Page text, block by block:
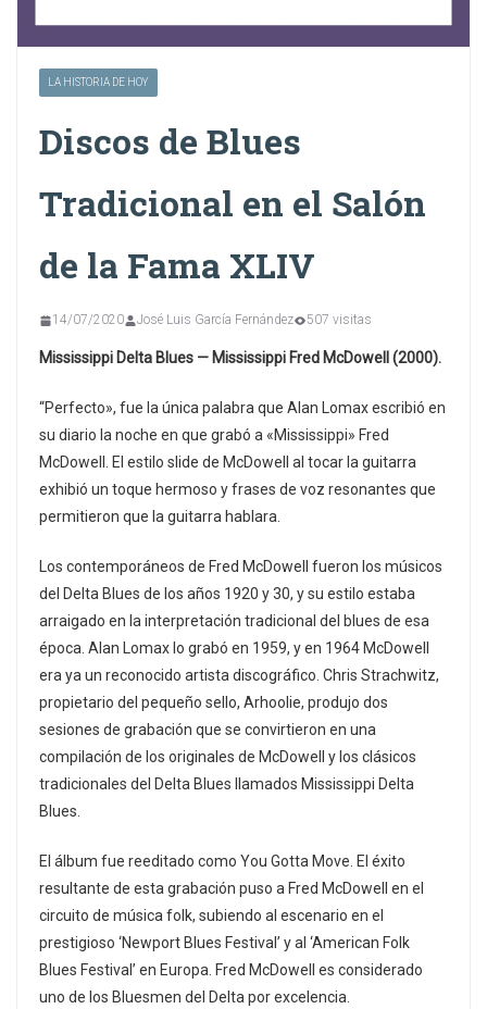
LA HISTORIA DE HOY
Discos de Blues
Tradicional en el Salón
de la Fama XLIV
14/07/2020 José Luis García Fernández 507 visitas
Mississippi Delta Blues — Mississippi Fred McDowell (2000).
“Perfecto», fue la única palabra que Alan Lomax escribió en
su diario la noche en que grabó a «Mississippi» Fred
McDowell. El estilo slide de McDowell al tocar la guitarra
exhibió un toque hermoso y frases de voz resonantes que
permitieron que la guitarra hablara.
Los contemporáneos de Fred McDowell fueron los músicos
del Delta Blues de los años 1920 y 30, y su estilo estaba
arraigado en la interpretación tradicional del blues de esa
época. Alan Lomax lo grabó en 1959, y en 1964 McDowell
era ya un reconocido artista discográfico. Chris Strachwitz,
propietario del pequeño sello, Arhoolie, produjo dos
sesiones de grabación que se convirtieron en una
compilación de los originales de McDowell y los clásicos
tradicionales del Delta Blues llamados Mississippi Delta
Blues.
El álbum fue reeditado como You Gotta Move. El éxito
resultante de esta grabación puso a Fred McDowell en el
circuito de música folk, subiendo al escenario en el
prestigioso ‘Newport Blues Festival’ y al ‘American Folk
Blues Festival’ en Europa. Fred McDowell es considerado
uno de los Bluesmen del Delta por excelencia.